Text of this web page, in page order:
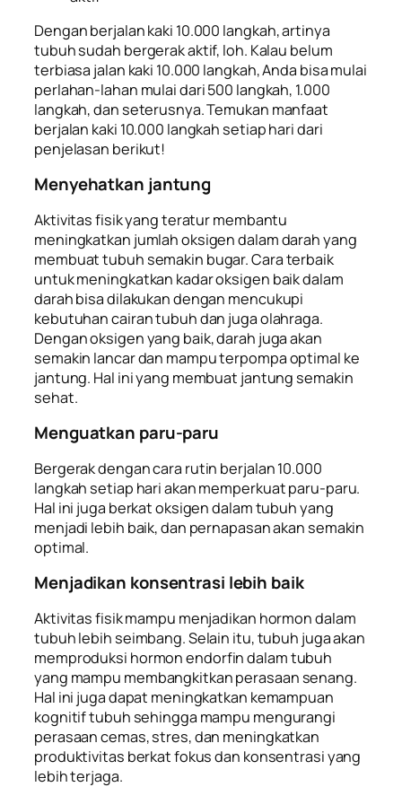
Dengan berjalan kaki 10.000 langkah, artinya
tubuh sudah bergerak aktif, loh. Kalau belum
terbiasa jalan kaki 10.000 langkah, Anda bisa mulai
perlahan-lahan mulai dari 500 langkah, 1.000
langkah, dan seterusnya. Temukan manfaat
berjalan kaki 10.000 langkah setiap hari dari
penjelasan berikut!
Menyehatkan jantung
Aktivitas fisik yang teratur membantu
meningkatkan jumlah oksigen dalam darah yang
membuat tubuh semakin bugar. Cara terbaik
untuk meningkatkan kadar oksigen baik dalam
darah bisa dilakukan dengan mencukupi
kebutuhan cairan tubuh dan juga olahraga.
Dengan oksigen yang baik, darah juga akan
semakin lancar dan mampu terpompa optimal ke
jantung. Hal ini yang membuat jantung semakin
sehat.
Menguatkan paru-paru
Bergerak dengan cara rutin berjalan 10.000
langkah setiap hari akan memperkuat paru-paru.
Hal ini juga berkat oksigen dalam tubuh yang
menjadi lebih baik, dan pernapasan akan semakin
optimal.
Menjadikan konsentrasi lebih baik
Aktivitas fisik mampu menjadikan hormon dalam
tubuh lebih seimbang. Selain itu, tubuh juga akan
memproduksi hormonendorfindalam tubuh
yang mampu membangkitkan perasaan senang.
Hal ini juga dapat meningkatkan kemampuan
kognitif tubuh sehingga mampu mengurangi
perasaan cemas, stres, dan meningkatkan
produktivitas berkat fokus dan konsentrasi yang
lebih terjaga.